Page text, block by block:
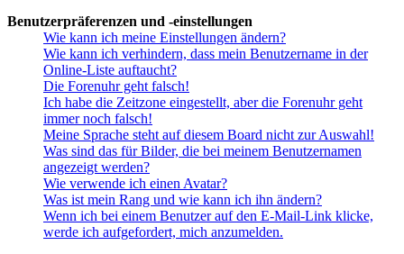
Benutzerpräferenzen und -einstellungen
Wie kann ich meine Einstellungen ändern?
Wie kann ich verhindern, dass mein Benutzername in der
Online-Liste auftaucht?
Die Forenuhr geht falsch!
Ich habe die Zeitzone eingestellt, aber die Forenuhr geht
immer noch falsch!
Meine Sprache steht auf diesem Board nicht zur Auswahl!
Was sind das für Bilder, die bei meinem Benutzernamen
angezeigt werden?
Wie verwende ich einen Avatar?
Was ist mein Rang und wie kann ich ihn ändern?
Wenn ich bei einem Benutzer auf den E-Mail-Link klicke,
werde ich aufgefordert, mich anzumelden.